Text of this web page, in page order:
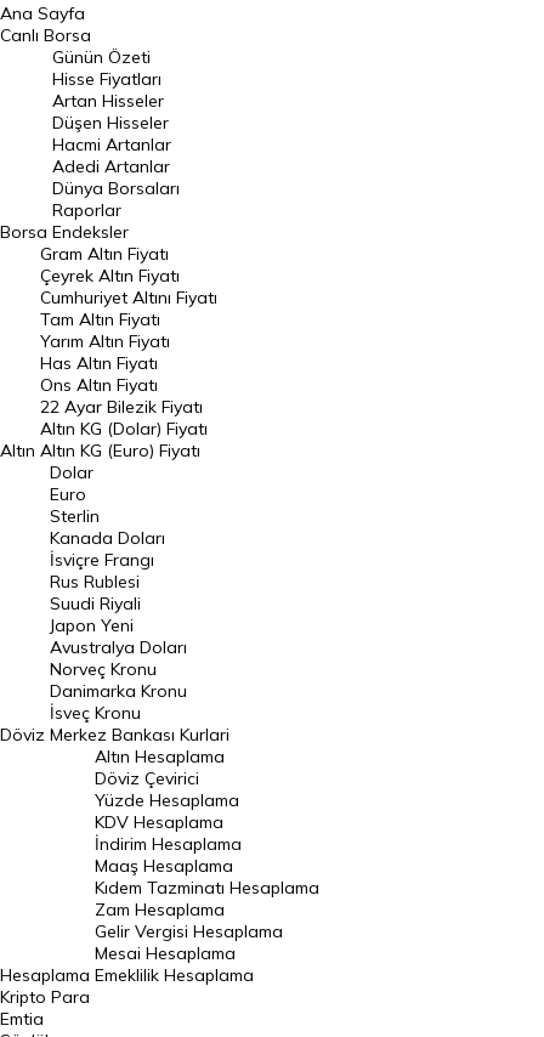
BIST 100 Hisseleri
En Çok Artan Hisseler
En Çok Düşen Hisseler
Hacmi Artanlar
Geçmiş Kapanışlar
Dünya Borsaları
Raporlar
Endeksler
DÖVİZ
Döviz Kuru
Dolar Kuru
Euro Kuru
Pound Kuru
Frank Kuru
Riyal Kuru
Avustralya Doları
Danimarka Kronu Kuru
Kanada Doları Kuru
Norveç Kronu Kuru
İsveç Kronu Kuru
Japon Yeni Kuru
Serbest Piyasa Döviz Kurları
Merkez Bankası Döviz Kurları
Altın Fiyatları
Gram Altın Fiyatı
Ana Sayfa
Canlı Borsa
Borsa
Günün Özeti
Hisse Fiyatları
Artan Hisseler
Düşen Hisseler
Hacmi Artanlar
Adedi Artanlar
Dünya Borsaları
Raporlar
Endeksler
Altın
Gram Altın Fiyatı
Çeyrek Altın Fiyatı
Cumhuriyet Altını Fiyatı
Tam Altın Fiyatı
Yarım Altın Fiyatı
Has Altın Fiyatı
Ons Altın Fiyatı
22 Ayar Bilezik Fiyatı
Altın KG (Dolar) Fiyatı
Altın KG (Euro) Fiyatı
Döviz
Dolar
Euro
Sterlin
Kanada Doları
İsviçre Frangı
Rus Rublesi
Suudi Riyali
Japon Yeni
Avustralya Doları
Norveç Kronu
Danimarka Kronu
İsveç Kronu
Merkez Bankası Kurlari
Hesaplama
Altın Hesaplama
Döviz Çevirici
Yüzde Hesaplama
KDV Hesaplama
İndirim Hesaplama
Maaş Hesaplama
Kıdem Tazminatı Hesaplama
Zam Hesaplama
Gelir Vergisi Hesaplama
Mesai Hesaplama
Emeklilik Hesaplama
Kripto Para
Emtia